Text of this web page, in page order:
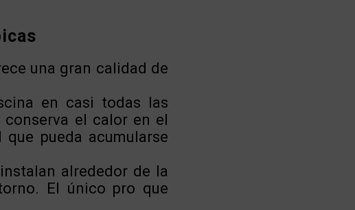
una gran calidad de
en casi todas las
conserva el calor en el
pueda acumularse
alrededor de la
El único pro que